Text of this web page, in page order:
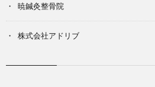
暁鍼灸整骨院
株式会社アドリブ